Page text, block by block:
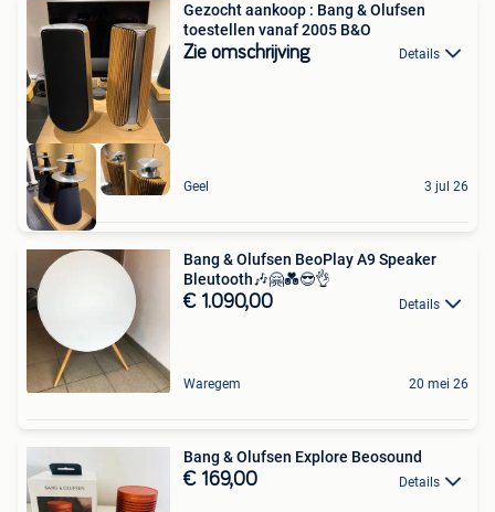
Gezocht aankoop : Bang & Olufsen
toestellen vanaf 2005 B&O
Zie omschrijving Details
Geel 3 jul 26
Bang & Olufsen BeoPlay A9 Speaker
Bleutooth🎶🤗💑😎👌
€ 1.090,00 Details
Waregem 20 mei 26
Bang & Olufsen Explore Beosound
€ 169,00 Details